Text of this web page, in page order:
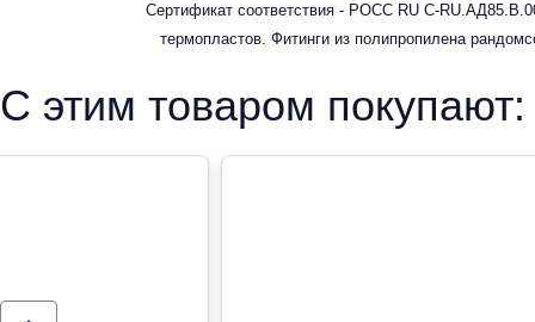
Сертификат соответствия - РОСС RU С-
термопластов. Фитинги из полипропилена
С этим товаром покупают: